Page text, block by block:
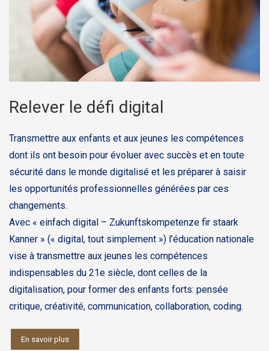
Relever le défi digital
Transmettre aux enfants et aux jeunes les compétences
dont ils ont besoin pour évoluer avec succès et en toute
sécurité dans le monde digitalisé et les préparer à saisir
les opportunités professionnelles générées par ces
changements.
Avec « einfach digital – Zukunftskompetenze fir staark
Kanner » (« digital, tout simplement ») l’éducation nationale
vise à transmettre aux jeunes les compétences
indispensables du 21e siècle, dont celles de la
digitalisation, pour former des enfants forts: pensée
critique, créativité, communication, collaboration, coding.
En savoir plus